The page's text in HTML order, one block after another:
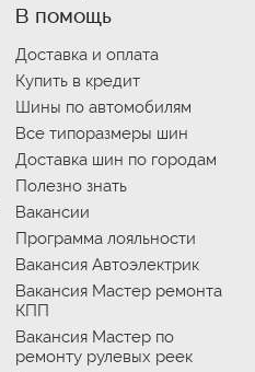
В помощь
Доставка и оплата
Купить в кредит
Шины по автомобилям
Все типоразмеры шин
Доставка шин по городам
Полезно знать
Вакансии
Программа лояльности
Вакансия Автоэлектрик
Вакансия Мастер ремонта
КПП
Вакансия Мастер по
ремонту рулевых реек